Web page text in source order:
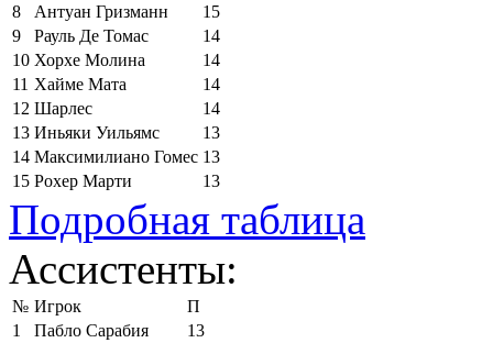
8
Антуан Гризманн
15
9
Рауль Де Томас
14
10 Хорхе Молина
14
11 Хайме Мата
14
12 Шарлес
14
13 Иньяки Уильямс
13
14 Максимилиано Гомес 13
15 Рохер Марти 13
Подробная таблица
Ассистенты:
№ Игрок
П
1
Пабло Сарабия
13